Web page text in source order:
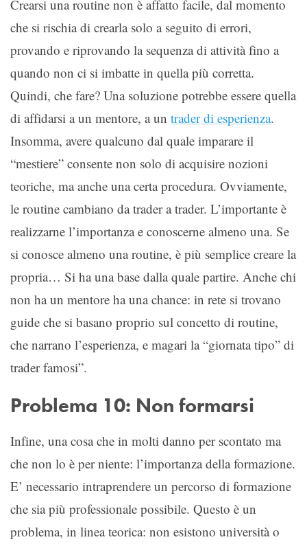
Crearsi una routine non è affatto facile, dal momento
che si rischia di crearla solo a seguito di errori,
provando e riprovando la sequenza di attività fino a
quando non ci si imbatte in quella più corretta.
Quindi, che fare? Una soluzione potrebbe essere quella
di affidarsi a un mentore, a un trader di esperienza.
Insomma, avere qualcuno dal quale imparare il
“mestiere” consente non solo di acquisire nozioni
teoriche, ma anche una certa procedura. Ovviamente,
le routine cambiano da trader a trader. L’importante è
realizzarne l’importanza e conoscerne almeno una. Se
si conosce almeno una routine, è più semplice creare la
propria… Si ha una base dalla quale partire. Anche chi
non ha un mentore ha una chance: in rete si trovano
guide che si basano proprio sul concetto di routine,
che narrano l’esperienza, e magari la “giornata tipo” di
trader famosi”.
Problema 10: Non formarsi
Infine, una cosa che in molti danno per scontato ma
che non lo è per niente: l’importanza della formazione.
E’ necessario intraprendere un percorso di formazione
che sia più professionale possibile. Questo è un
problema, in linea teorica: non esistono università o